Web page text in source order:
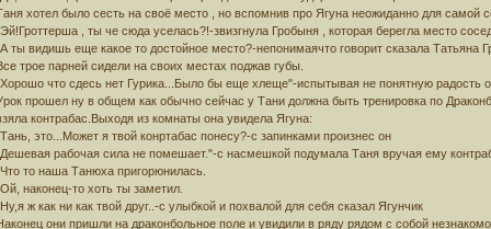
хотел было сесть на своё место , но вспомнив про Ягуна неожиданно для самой
, ты че сюда уселась?!-звизгнула Гробыня , которая берегла место
ты видишь еще какое то достойное место?-непонимаячто говорит сказала Татьяна
трое парней сидели на своих местах поджав губы.
что сдесь нет Гурика...Было бы еще хлеще"-испытывая не понятную радость
прошел ну в общем как обычно сейчас у Тани должна быть тренировка по
контрабас.Выходя из комнаты она увидела Ягуна:
это...Может я твой конртабас понесу?-с запинками произнес он
рабочая сила не помешает."-с насмешкой подумала Таня вручая ему
то наша Танюха пригорюнилась.
наконец-то хоть ты заметил.
ж как ни как твой друг..-с улыбкой и похвалой для себя сказал Ягунчик
они пришли на драконбольное поле и увидили в ряду рядом с собой